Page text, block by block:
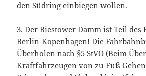
den Südring einbiegen wollen.
3. Der Biestower Damm ist Teil des
Berlin-Kopenhagen! Die
Überholen nach §5 StVO (Beim
Kraftfahrzeugen von zu Fuß